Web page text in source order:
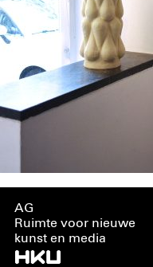
AG
Ruimte voor nieuwe
kunst en media